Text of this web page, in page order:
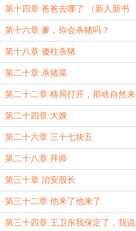
第十四章 爸爸去哪了 （新人新书
啥票都想要）
第十六章 爹，你会杀猪吗？
第十八章 傻柱杀猪
第二十章 杀猪菜
第二十二章 格局打开，那啥自然来
第二十四章 大嫂
第二十六章 三十七块五
第二十八章 拜师
第三十章 治安股长
第三十二章 他来了他来了
第三十四章 王卫东我保定了，我说